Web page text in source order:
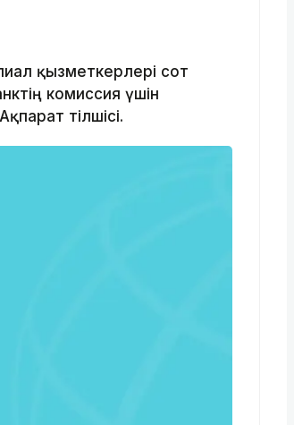
қызметкерлері сот
комиссия үшін
тілшісі.